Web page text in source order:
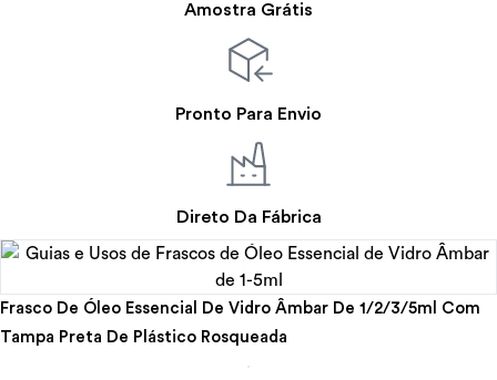
Amostra Grátis
Pronto Para Envio
Direto Da Fábrica
Frasco De Óleo Essencial De Vidro Âmbar De 1/2/3/5ml Com
Tampa Preta De Plástico Rosqueada